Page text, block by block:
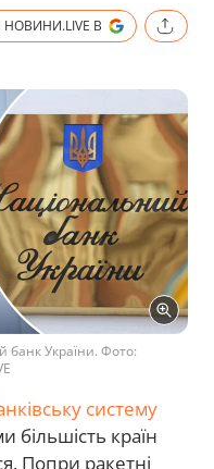
В
банк України. Фото:
систему
більшість країн
Попри ракетні